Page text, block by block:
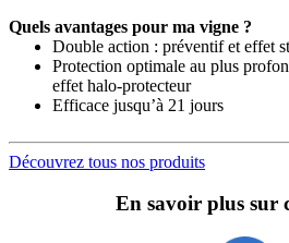
Quels avantages pour ma vigne ?
Double action : préventif et effet
Protection optimale au plus
effet halo-protecteur
Efficace jusqu’à 21 jours
Découvrez tous nos produits
En savoir plus sur